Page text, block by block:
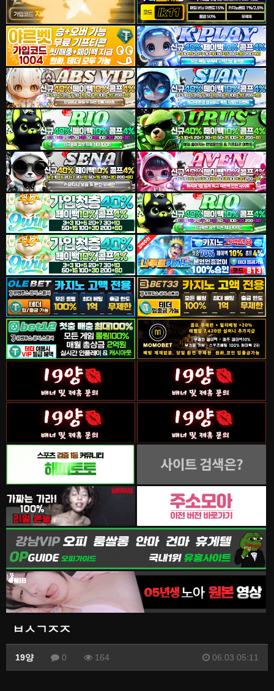
ㅂㅅㄱㅈㅈ
19양 0 164 06.03 05:11